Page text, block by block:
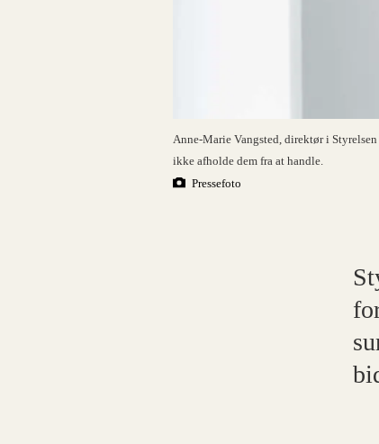
Anne-Marie Vangsted, direktør i
ikke afholde dem fra at handle.
Pressefoto